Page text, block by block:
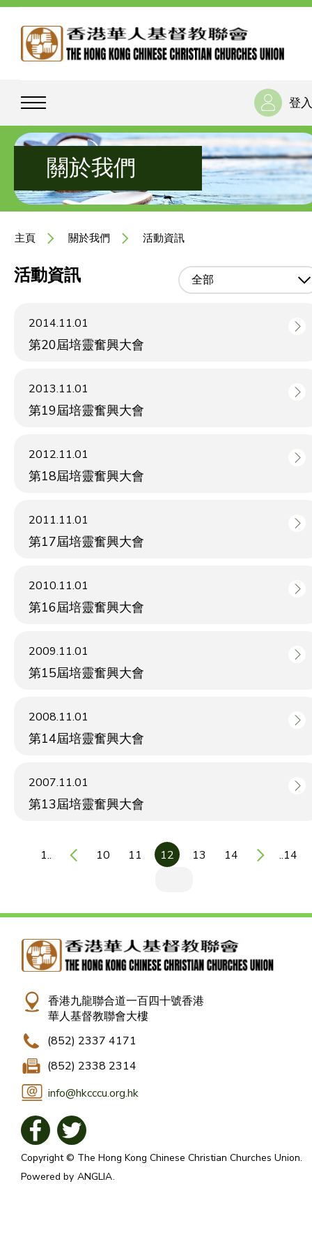
登入
關於我們
主頁 關於我們 活動資訊
活動資訊 全部
2014.11.01
第20屆培靈奮興大會
2013.11.01
第19屆培靈奮興大會
2012.11.01
第18屆培靈奮興大會
2011.11.01
第17屆培靈奮興大會
2010.11.01
第16屆培靈奮興大會
2009.11.01
第15屆培靈奮興大會
2008.11.01
第14屆培靈奮興大會
2007.11.01
第13屆培靈奮興大會
1.. 10 11 12 13 14 ..14
香港九龍聯合道一百四十號香港
華人基督教聯會大樓
(852) 2337 4171
(852) 2338 2314
info@hkcccu.org.hk
Copyright © The Hong Kong Chinese Christian Churches Union.
Powered by ANGLIA.